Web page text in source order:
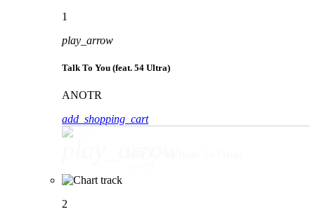
1
play_arrow
Talk To You (feat. 54 Ultra)
ANOTR
add_shopping_cart
2